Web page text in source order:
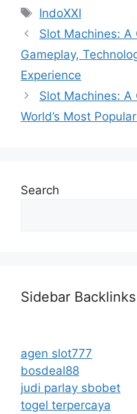
Tags
IndoXXI
Slot Machines:
Gameplay,
Experience
Slot Machines:
World’s Most
Search
Sidebar Backlinks
agen slot777
bosdeal88
judi parlay sbobet
togel terpercaya